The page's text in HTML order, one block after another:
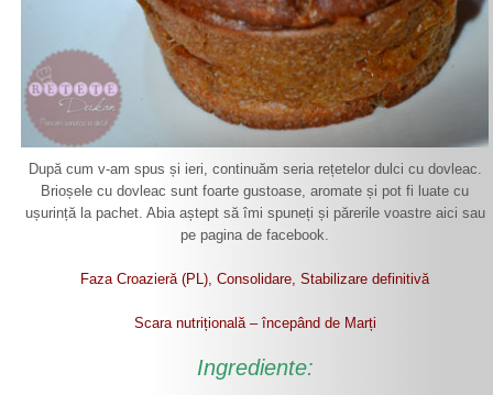
După cum v-am spus și ieri, continuăm seria rețetelor dulci cu dovleac.
Brioșele cu dovleac sunt foarte gustoase, aromate și pot fi luate cu
ușurință la pachet. Abia aștept să îmi spuneți și părerile voastre aici sau
pe pagina de facebook.
Faza Croazieră (PL), Consolidare, Stabilizare definitivă
Scara nutrițională – începând de Marți
Ingrediente: